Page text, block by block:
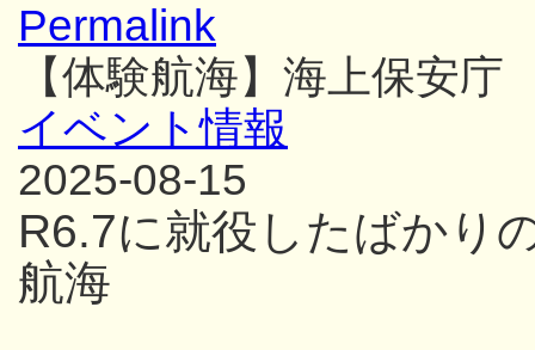
Permalink
【体験航海】海上保安
イベント情報
2025-08-15
R6.7に就役したばかり
航海